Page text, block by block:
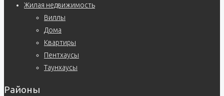
Жилая недвижимость
Виллы
Дома
Квартиры
Пентхаусы
Таунхаусы
Районы